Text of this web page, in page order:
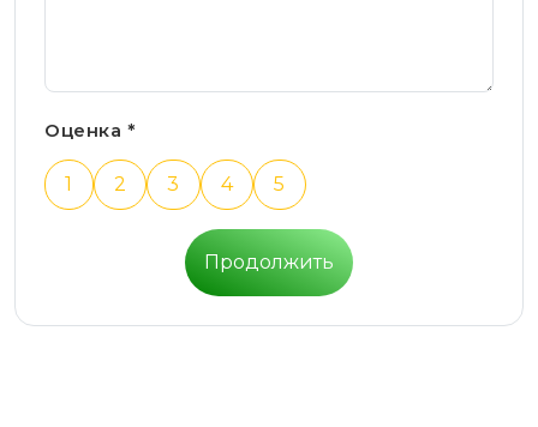
Оценка *
1 2 3 4 5
Продолжить